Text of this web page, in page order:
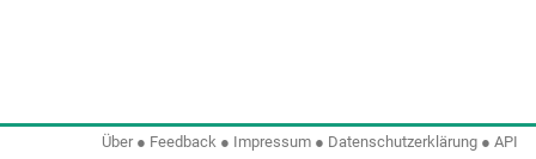
Über● Feedback ● Impressum ● Datenschutzerklärung ● API